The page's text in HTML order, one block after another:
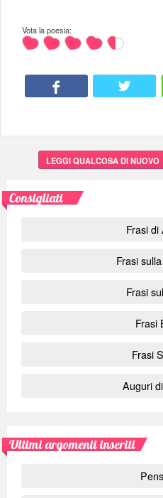
Vota la poesia:
LEGGI QUALCOSA DI NUOVO
Consigliati
Frasi di
Frasi
Frasi
Frasi
Frasi
Auguri
Ultimi argomenti inseriti